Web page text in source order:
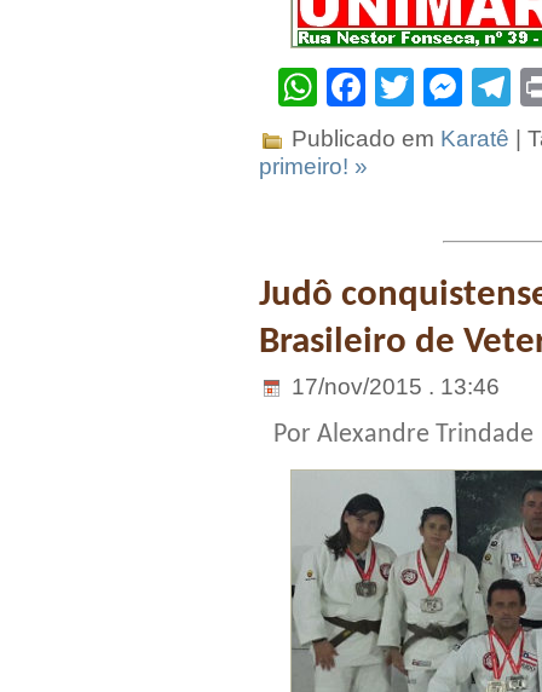
WhatsApp
Facebook
Twitter
Publicado em Karatê |
primeiro! »
Judô
Brasileiro de
17/nov/2015 . 13:46
Por Alexandre Trindade